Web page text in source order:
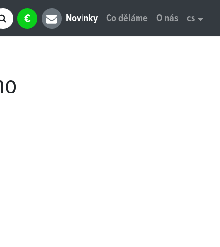
€ Novinky Co děláme O nás cs